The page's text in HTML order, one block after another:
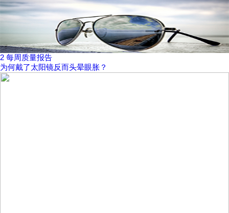
2 每周质量报告
为何戴了太阳镜反而头晕眼胀？